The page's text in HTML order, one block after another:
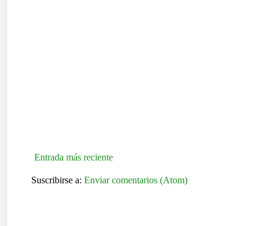
Entrada más reciente
Suscribirse a: Enviar comentarios (Atom)